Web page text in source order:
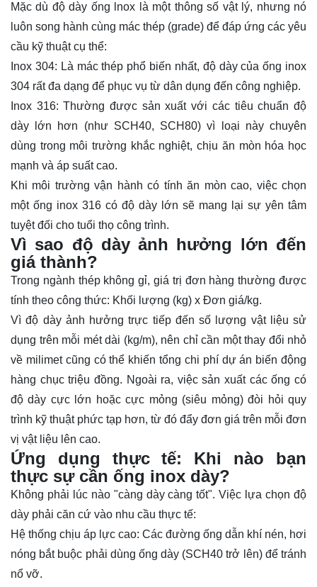
Mặc dù độ dày ống lnox là một thông số vật lý, nhưng nó
luôn song hành cùng mác thép (grade) để đáp ứng các yêu
cầu kỹ thuật cụ thể:
Inox 304: Là mác thép phổ biến nhất, độ dày của ống inox
304 rất đa dạng để phục vụ từ dân dụng đến công nghiệp.
Inox 316: Thường được sản xuất với các tiêu chuẩn độ
dày lớn hơn (như SCH40, SCH80) vì loại này chuyên
dùng trong môi trường khắc nghiệt, chịu ăn mòn hóa học
mạnh và áp suất cao.
Khi môi trường vận hành có tính ăn mòn cao, việc chọn
một ống inox 316 có độ dày lớn sẽ mang lại sự yên tâm
tuyệt đối cho tuổi thọ công trình.
Vì sao độ dày ảnh hưởng lớn đến
giá thành?
Trong ngành thép không gỉ, giá trị đơn hàng thường được
tính theo công thức: Khối lượng (kg) x Đơn giá/kg.
Vì độ dày ảnh hưởng trực tiếp đến số lượng vật liệu sử
dụng trên mỗi mét dài (kg/m), nên chỉ cần một thay đổi nhỏ
về milimet cũng có thể khiến tổng chi phí dự án biến động
hàng chục triệu đồng. Ngoài ra, việc sản xuất các ống có
độ dày cực lớn hoặc cực mỏng (siêu mỏng) đòi hỏi quy
trình kỹ thuật phức tạp hơn, từ đó đẩy đơn giá trên mỗi đơn
vị vật liệu lên cao.
Ứng dụng thực tế: Khi nào bạn
thực sự cần ống inox dày?
Không phải lúc nào "càng dày càng tốt". Việc lựa chọn độ
dày phải căn cứ vào nhu cầu thực tế:
Hệ thống chịu áp lực cao: Các đường ống dẫn khí nén, hơi
nóng bắt buộc phải dùng ống dày (SCH40 trở lên) để tránh
nổ vỡ.